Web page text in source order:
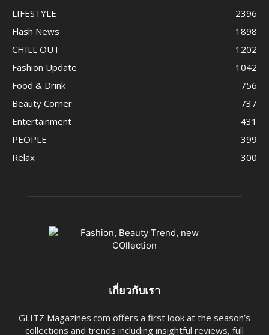
LIFESTYLE
2396
Flash News
1898
CHILL OUT
1202
Fashion Update
1042
Food & Drink
756
Beauty Corner
737
Entertainment
431
PEOPLE
399
Relax
300
เกี่ยวกับเรา
GLITZ Magazines.com offers a first look at the season’s
collections and trends including insightful reviews, full